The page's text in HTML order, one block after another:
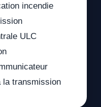
incendie
ULC
la transmission